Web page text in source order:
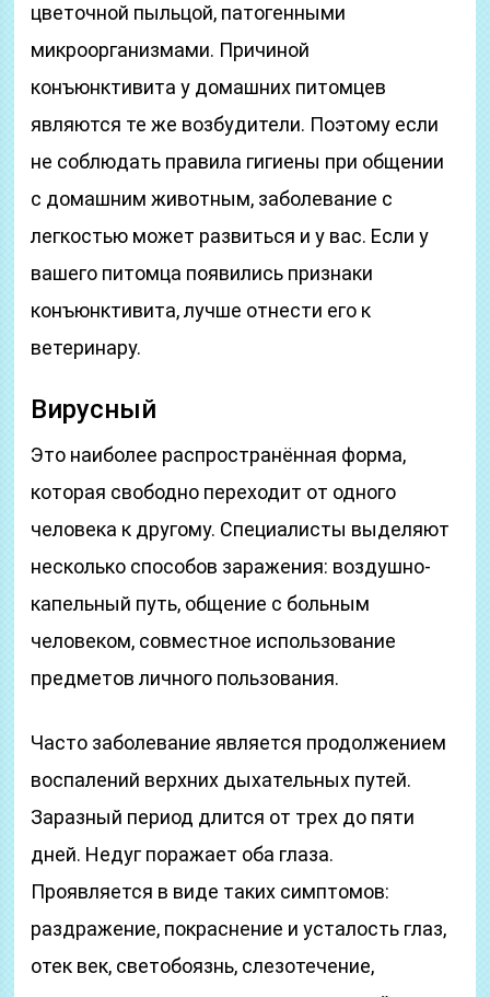
цветочной пыльцой, патогенными
микроорганизмами. Причиной
конъюнктивита у домашних питомцев
являются те же возбудители. Поэтому если
не соблюдать правила гигиены при общении
с домашним животным, заболевание с
легкостью может развиться и у вас. Если у
вашего питомца появились признаки
конъюнктивита, лучше отнести его к
ветеринару.
Вирусный
Это наиболее распространённая форма,
которая свободно переходит от одного
человека к другому. Специалисты выделяют
несколько способов заражения: воздушно-
капельный путь, общение с больным
человеком, совместное использование
предметов личного пользования.
Часто заболевание является продолжением
воспалений верхних дыхательных путей.
Заразный период длится от трех до пяти
дней. Недуг поражает оба глаза.
Проявляется в виде таких симптомов:
раздражение, покраснение и усталость глаз,
отек век, светобоязнь, слезотечение,